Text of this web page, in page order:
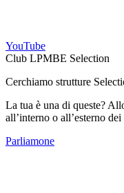
YouTube
Club LPMBE Selection
Cerchiamo strutture
La tua è una di queste?
all’interno o all’esterno
Parliamone